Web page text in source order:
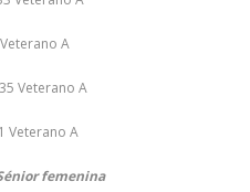
A
Veterano A
Veterano A
femenina